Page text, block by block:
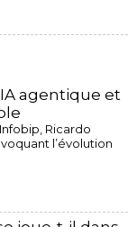
agentique et
Ricardo
l’évolution